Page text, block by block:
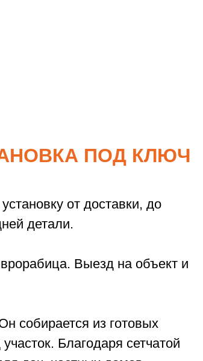
ПОД КЛЮЧ
от доставки, до
детали.
Выезд на объект и
собирается из готовых
Благодаря сетчатой